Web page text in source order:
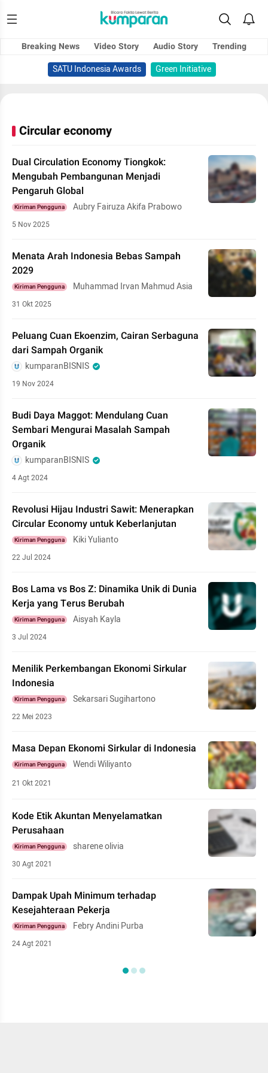
Breaking News Video Story Audio Story
Trending
SATU Indonesia Awards
Green Initiative
Circular economy
Dual Circulation Economy Tiongkok:
Mengubah Pembangunan Menjadi
Pengaruh Global
Kiriman Pengguna Aubry Fairuza Akifa Prabowo
5 Nov 2025
Menata Arah Indonesia Bebas Sampah
2029
Kiriman Pengguna Muhammad Irvan Mahmud Asia
31 Okt 2025
Peluang Cuan Ekoenzim, Cairan Serbaguna
dari Sampah Organik
kumparanBISNIS
19 Nov 2024
Budi Daya Maggot: Mendulang Cuan
Sembari Mengurai Masalah Sampah
Organik
kumparanBISNIS
4 Agt 2024
Revolusi Hijau Industri Sawit: Menerapkan
Circular Economy untuk Keberlanjutan
Kiriman Pengguna Kiki Yulianto
22 Jul 2024
Bos Lama vs Bos Z: Dinamika Unik di Dunia
Kerja yang Terus Berubah
Kiriman Pengguna Aisyah Kayla
3 Jul 2024
Menilik Perkembangan Ekonomi Sirkular
Indonesia
Kiriman Pengguna Sekarsari Sugihartono
22 Mei 2023
Masa Depan Ekonomi Sirkular di Indonesia
Kiriman Pengguna Wendi Wiliyanto
21 Okt 2021
Kode Etik Akuntan Menyelamatkan
Perusahaan
Kiriman Pengguna sharene olivia
30 Agt 2021
Dampak Upah Minimum terhadap
Kesejahteraan Pekerja
Kiriman Pengguna Febry Andini Purba
24 Agt 2021